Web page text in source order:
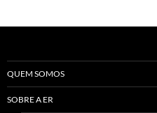
QUEM SOMOS
SOBRE A ER